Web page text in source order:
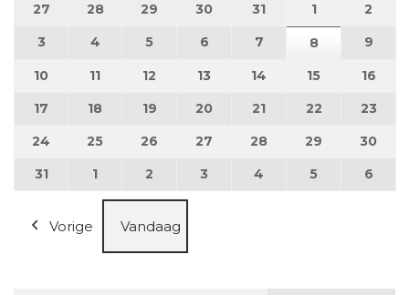
27 27 juli 2026
28 28 juli 2026
29 29 juli 2026
30 30 juli 2026
31 31 juli 2026
11 augustus
2
3 3 augustus 2026
4 4 augustus 2026
5 5 augustus 2026
6 6 augustus 2026
7 7 augustus 2026
88 augustus
9
10 10 augustus 2026
11 11 augustus 2026
12 12 augustus 2026
13 13 augustus 2026
14 14 augustus 2026
15 15 16
17 17 augustus 2026
18 18 augustus 2026
19 19 augustus 2026
20 20 augustus 2026
21 21 augustus 2026
22 22 23
24 24 augustus 2026
25 25 augustus 2026
26 26 augustus 2026
27 27 augustus 2026
28 28 augustus 2026
29 29 30
3131 augustus 2026
1 1 september 2026
2 2 september 2026
3 3 september 2026
4 4 september 2026
5 5 6
Vorige Vandaag